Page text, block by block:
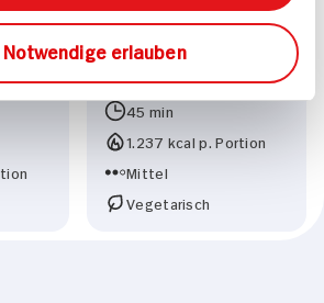
Notwendige erlauben
Salat mit Limetten-
Basilikum-Dressing
45 min
1.237 kcal p. Portion
Mittel
Vegetarisch